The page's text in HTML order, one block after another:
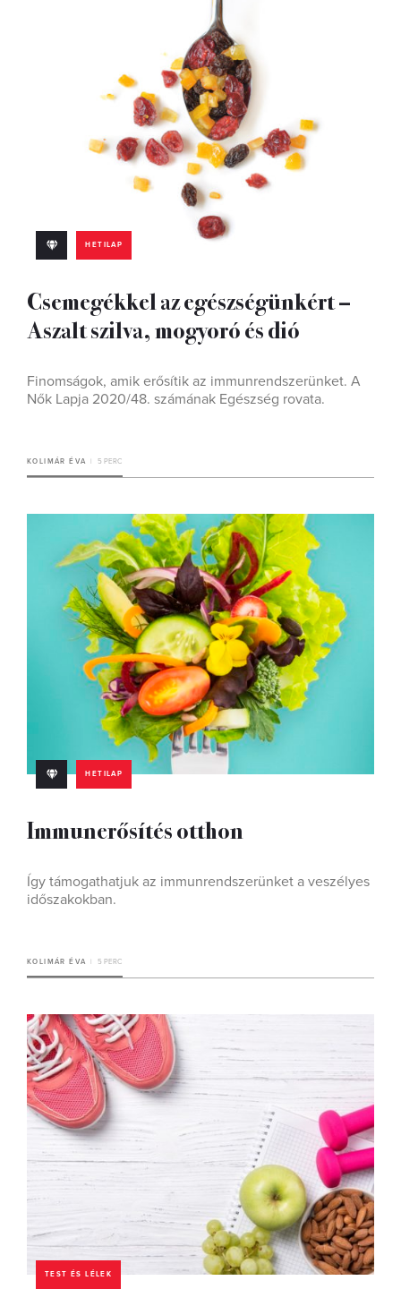
HETILAP
Csemegékkel az egészségünkért –
Aszalt szilva, mogyoró és dió
Finomságok, amik erősítik az immunrendszerünket. A
Nők Lapja 2020/48. számának Egészség rovata.
KOLIMÁR ÉVA 5 PERC
HETILAP
Immunerősítés otthon
Így támogathatjuk az immunrendszerünket a veszélyes
időszakokban.
KOLIMÁR ÉVA 5 PERC
TEST ÉS LÉLEK